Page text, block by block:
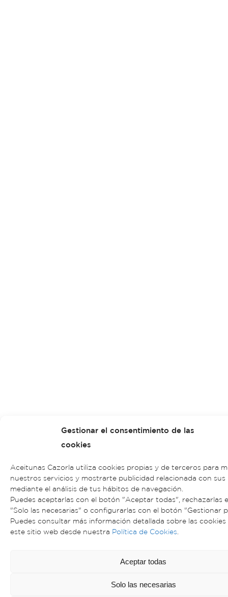
Gestionar el consentimiento de las
cookies
Aceitunas Cazorla utiliza cookies propias y de terceros para
nuestros servicios y mostrarte publicidad relacionada con sus
mediante el análisis de tus hábitos de navegación.
Puedes aceptarlas con el botón "Aceptar todas", rechazarlas
"Solo las necesarias" o configurarlas con el botón "Gestionar
Puedes consultar más información detallada sobre las
este sitio web desde nuestra Política de Cookies
Aceptar todas
Solo las necesarias